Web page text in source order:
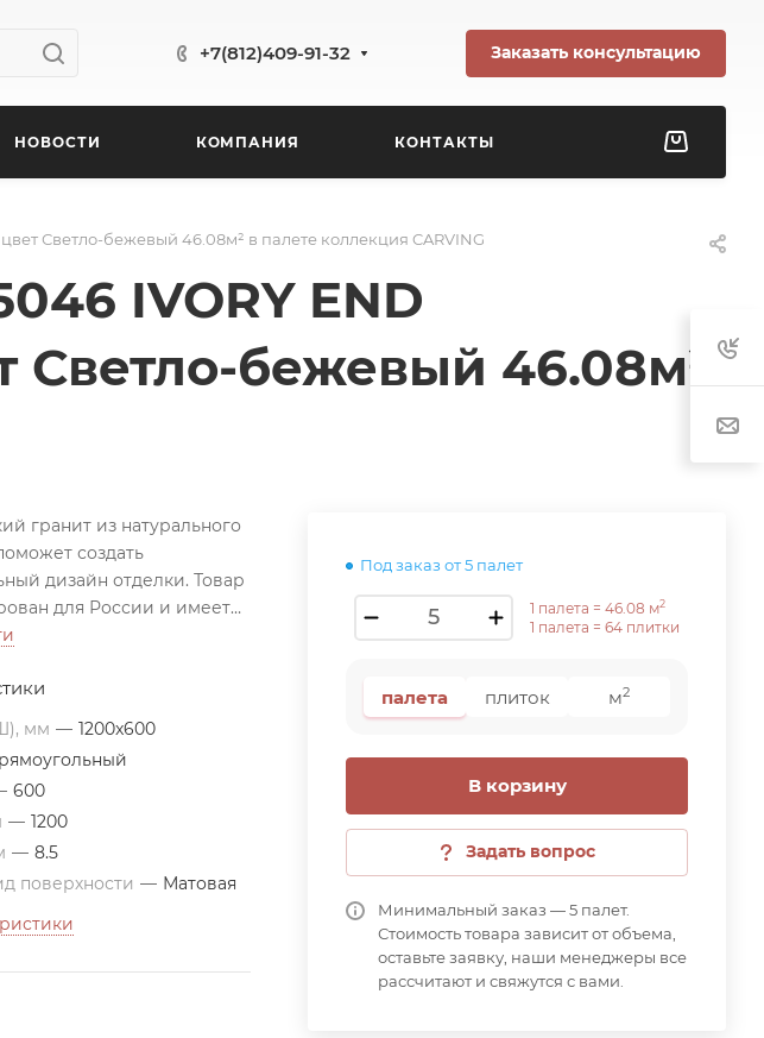
+7(812)409-91-32 Заказать консультацию
НОВОСТИ КОМПАНИЯ КОНТАКТЫ
Светло-бежевый 46.08м² в палете коллекция CARVING
IVORY END
Светло-бежевый 46.08м²
Под заказ от 5 палет
1 палета =46.08 м2
1 палета =64 плитки
палета плиток м2
В корзину
Задать вопрос
Минимальный заказ — 5 палет.
Стоимость товара зависит от объема,
оставьте заявку, наши менеджеры все
рассчитают и свяжутся с вами.
гранит из натурального
создать
дизайн отделки. Товар
для России и имеет
и точность
мм — 1200x600
600
— 1200
— 8.5
поверхности — Матовая